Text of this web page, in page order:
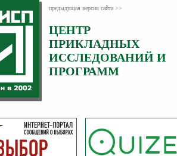
предыдущая версия сайта >>
ЦЕНТР
ПРИКЛАДНЫХ
ИССЛЕДОВАНИЙ И
ПРОГРАММ